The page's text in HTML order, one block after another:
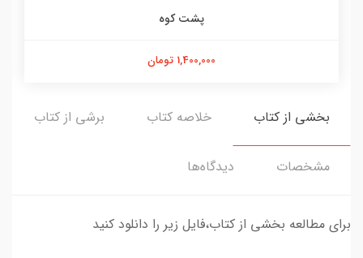
پشت کوه
1,400,000 تومان
بخشی از کتاب خلاصه کتاب برشی از کتاب
مشخصات دیدگاه‌ها
برای مطالعه بخشی از کتاب،فایل زیر را دانلود کنید